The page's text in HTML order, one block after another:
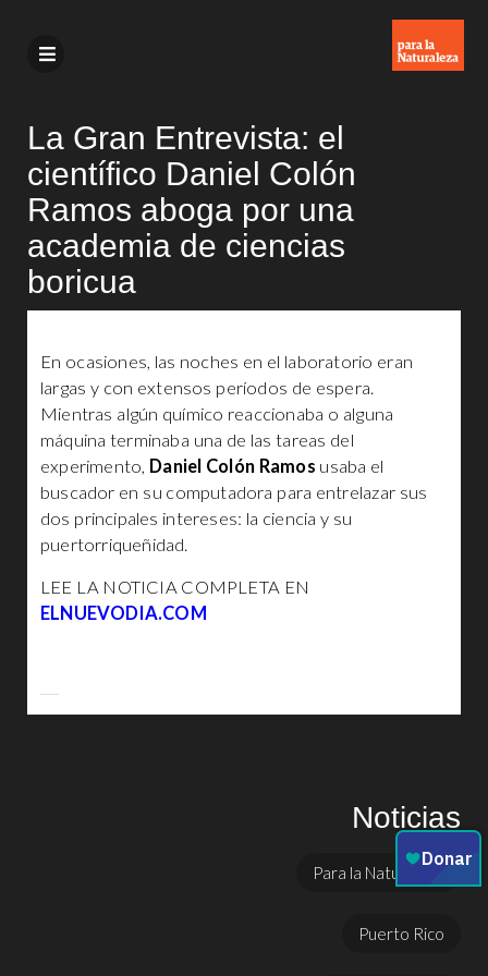
La Gran Entrevista: el
científico Daniel Colón
Ramos aboga por una
academia de ciencias
boricua
En ocasiones, las noches en el laboratorio eran
largas y con extensos períodos de espera.
Mientras algún químico reaccionaba o alguna
máquina terminaba una de las tareas del
experimento, Daniel Colón Ramos usaba el
buscador en su computadora para entrelazar sus
dos principales intereses: la ciencia y su
puertorriqueñidad.
LEE LA NOTICIA COMPLETA EN
ELNUEVODIA.COM
Noticias
Para la Naturaleza
Puerto Rico